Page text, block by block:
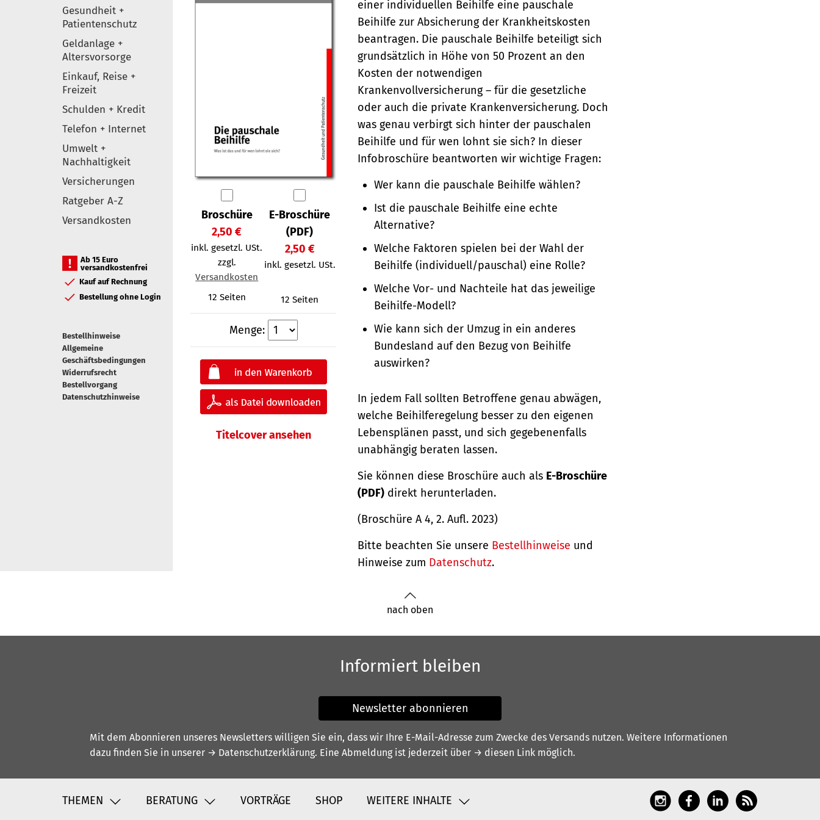
Gesundheit +
Patientenschutz
Geldanlage +
Altersvorsorge
Einkauf, Reise +
Freizeit
Schulden + Kredit
Telefon + Internet
Umwelt +
Nachhaltigkeit
Versicherungen
Ratgeber A-Z
Versandkosten
Ab 15 Euro
versandkostenfrei
Kauf auf Rechnung
Bestellung ohne Login
Bestellhinweise
Allgemeine
Geschäftsbedingungen
Widerrufsrecht
Bestellvorgang
Datenschutzhinweise
Broschüre
2,50 €
inkl. gesetzl. USt.
zzgl.
Versandkosten
12 Seiten
E-Broschüre
(PDF)
2,50 €
inkl. gesetzl. USt.
12 Seiten
Menge:
Titelcover ansehen
einer individuellen Beihilfe eine pauschale
Beihilfe zur Absicherung der Krankheitskosten
beantragen. Die pauschale Beihilfe beteiligt sich
grundsätzlich in Höhe von 50 Prozent an den
Kosten der notwendigen
Krankenvollversicherung – für die gesetzliche
oder auch die private Krankenversicherung. Doch
was genau verbirgt sich hinter der pauschalen
Beihilfe und für wen lohnt sie sich? In dieser
Infobroschüre beantworten wir wichtige Fragen:
Wer kann die pauschale Beihilfe wählen?
Ist die pauschale Beihilfe eine echte
Alternative?
Welche Faktoren spielen bei der Wahl der
Beihilfe (individuell/pauschal) eine Rolle?
Welche Vor- und Nachteile hat das jeweilige
Beihilfe-Modell?
Wie kann sich der Umzug in ein anderes
Bundesland auf den Bezug von Beihilfe
auswirken?
In jedem Fall sollten Betroffene genau abwägen,
welche Beihilferegelung besser zu den eigenen
Lebensplänen passt, und sich gegebenenfalls
unabhängig beraten lassen.
Sie können diese Broschüre auch als E-Broschüre
(PDF) direkt herunterladen.
(Broschüre A 4, 2. Aufl. 2023)
Bitte beachten Sie unsere Bestellhinweise und
Hinweise zum Datenschutz.
nach oben
Informiert bleiben
Newsletter abonnieren
Mit dem Abonnieren unseres Newsletters willigen Sie ein, dass wir Ihre E-Mail-Adresse zum Zwecke des Versands nutzen. Weitere Informationen
dazu finden Sie in unserer → Datenschutzerklärung. Eine Abmeldung ist jederzeit über → diesen Link möglich.
THEMEN BERATUNG VORTRÄGE SHOP WEITERE INHALTE